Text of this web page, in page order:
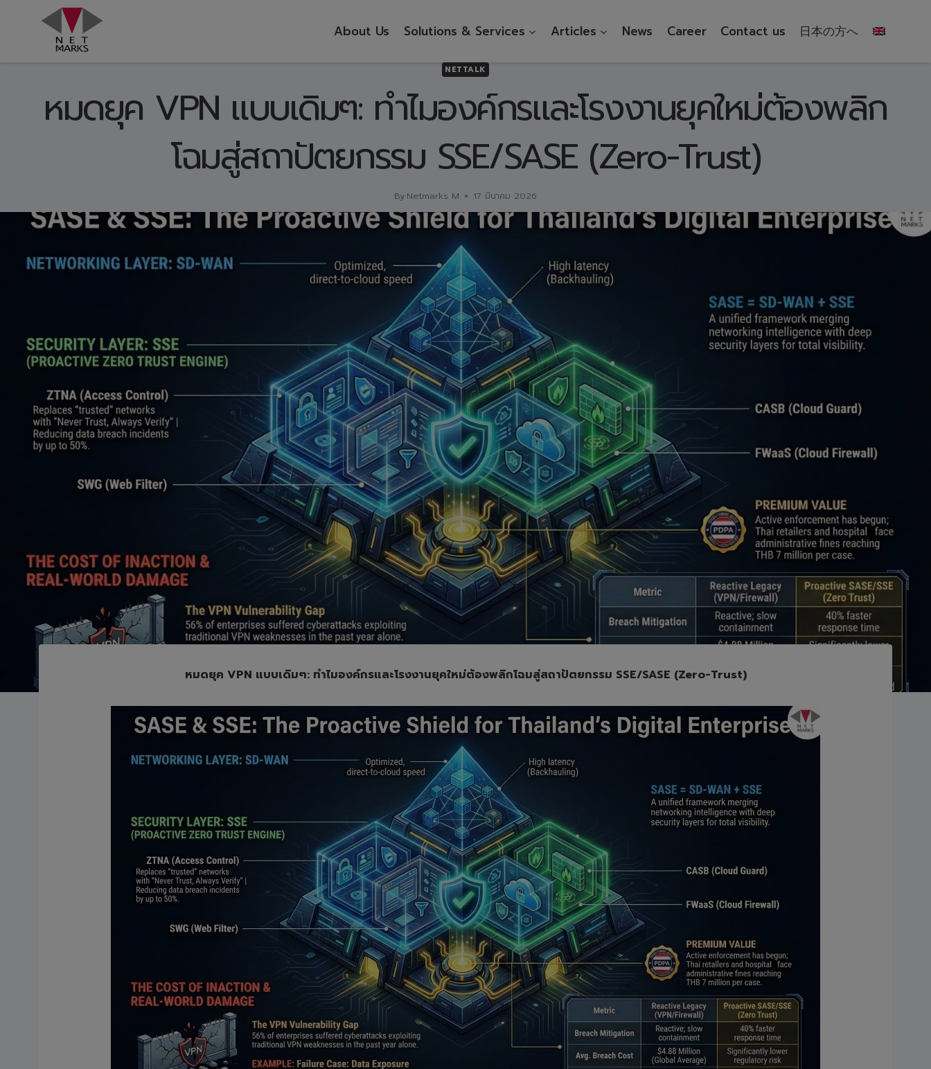
About Us Solutions & Services Articles News Career Contact us 日本の方へ
NETTALK
หมดยุค VPN แบบเดิมๆ: ทำไมองค์กรและโรงงานยุคใหม่ต้องพลิก
โฉมสู่สถาปัตยกรรม SSE/SASE (Zero-Trust)
By Netmarks M 17 มีนาคม 2026
หมดยุค VPN แบบเดิมๆ: ทำไมองค์กรและโรงงานยุคใหม่ต้องพลิกโฉมสู่สถาปัตยกรรม SSE/SASE (Zero-Trust)